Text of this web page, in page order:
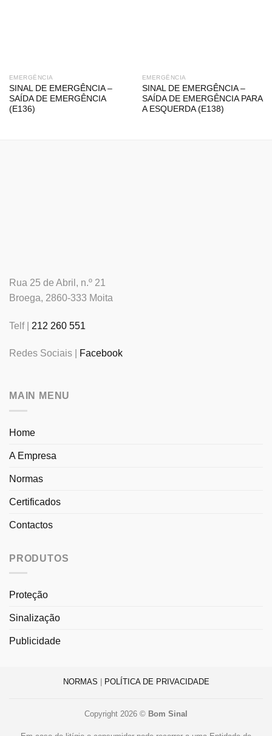
EMERGÊNCIA
SINAL DE EMERGÊNCIA –
SAÍDA DE EMERGÊNCIA
(E136)
EMERGÊNCIA
SINAL DE EMERGÊNCIA –
SAÍDA DE EMERGÊNCIA PARA
A ESQUERDA (E138)
Rua 25 de Abril, n.º 21
Broega, 2860-333 Moita
Telf | 212 260 551
Redes Sociais | Facebook
MAIN MENU
Home
A Empresa
Normas
Certificados
Contactos
PRODUTOS
Proteção
Sinalização
Publicidade
NORMAS POLÍTICA DE PRIVACIDADE
Copyright 2026 © Bom Sinal